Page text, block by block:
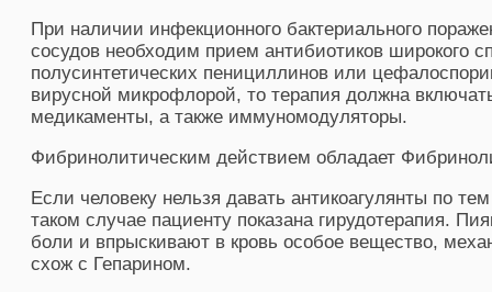
При наличии инфекционного бактериального
сосудов необходим прием антибиотиков широкого
полусинтетических пенициллинов или
вирусной микрофлорой, то терапия должна
медикаменты, а также иммуномодуляторы.
Фибринолитическим действием обладает
Если человеку нельзя давать антикоагулянты по
таком случае пациенту показана гирудотерапия.
боли и впрыскивают в кровь особое вещество,
схож с Гепарином.